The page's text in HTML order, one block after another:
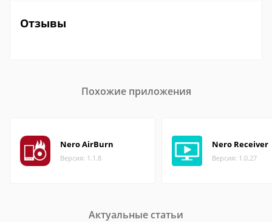
Отзывы
Похожие приложения
Nero AirBurn
Версия: 1.1.8
Nero Receiver
Версия: 1.0.27
Актуальные статьи